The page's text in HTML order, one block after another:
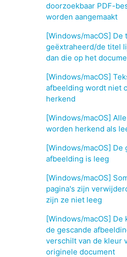
doorzoekbaar PDF-
worden aangemaakt
[Windows/macOS] De
geëxtraheerd/de titel
dan die op het
[Windows/macOS]
afbeelding wordt niet
herkend
[Windows/macOS]
worden herkend als
[Windows/macOS] De
afbeelding is leeg
[Windows/macOS]
pagina's zijn
zijn ze niet leeg
[Windows/macOS] De
de gescande
verschilt van de kleur
originele document